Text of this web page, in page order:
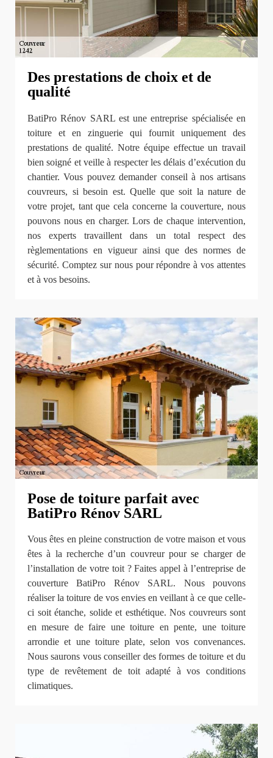
Des prestations de choix et de
qualité
BatiPro Rénov SARL est une entreprise spécialisée en
toiture et en zinguerie qui fournit uniquement des
prestations de qualité. Notre équipe effectue un travail
bien soigné et veille à respecter les délais d’exécution du
chantier. Vous pouvez demander conseil à nos artisans
couvreurs, si besoin est. Quelle que soit la nature de
votre projet, tant que cela concerne la couverture, nous
pouvons nous en charger. Lors de chaque intervention,
nos experts travaillent dans un total respect des
règlementations en vigueur ainsi que des normes de
sécurité. Comptez sur nous pour répondre à vos attentes
et à vos besoins.
Pose de toiture parfait avec
BatiPro Rénov SARL
Vous êtes en pleine construction de votre maison et vous
êtes à la recherche d’un couvreur pour se charger de
l’installation de votre toit ? Faites appel à l’entreprise de
couverture BatiPro Rénov SARL. Nous pouvons
réaliser la toiture de vos envies en veillant à ce que celle-
ci soit étanche, solide et esthétique. Nos couvreurs sont
en mesure de faire une toiture en pente, une toiture
arrondie et une toiture plate, selon vos convenances.
Nous saurons vous conseiller des formes de toiture et du
type de revêtement de toit adapté à vos conditions
climatiques.